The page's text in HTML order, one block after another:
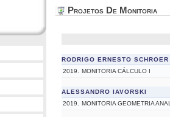
Projetos De Monitoria
RODRIGO ERNESTO SCHROER
2019.
MONITORIA CÁLCULO I
ALESSANDRO IAVORSKI
2019.
MONITORIA GEOMETRIA